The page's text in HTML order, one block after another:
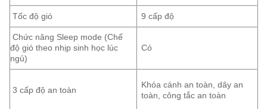
Tốc độ gió 9 cấp độ
Chức năng Sleep mode (Chế
độ gió theo nhịp sinh học lúc
ngủ)
Có
3 cấp độ an toàn
Khóa cánh an toàn, dây an
toàn, công tắc an toàn